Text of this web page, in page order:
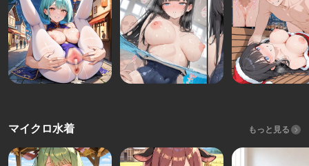
マイクロ水着 もっと見る